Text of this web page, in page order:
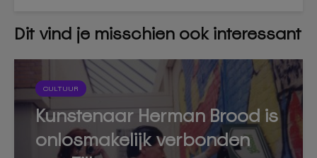
Dit vind je misschien ook interessant
CULTUUR
Kunstenaar Herman Brood is
onlosmakelijk verbonden